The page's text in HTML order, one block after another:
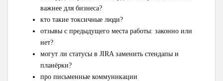
важнее для бизнеса?
кто такие токсичные люди?
отзывы с предыдущего места работы: законно или
нет?
могут ли статусы в JIRA заменить стендапы и
планёрки?
про письменные коммуникации